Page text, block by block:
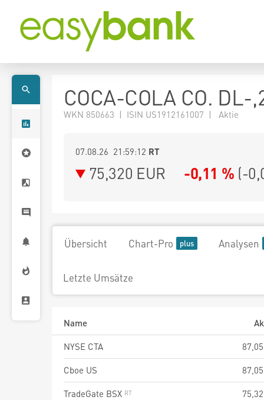
COCA-COLA CO. DL-
WKN 850663 | ISIN US1912161007 | Aktie
07.08.26 21:59:12 RT
75,320 EUR -0,11 % (-
Übersicht Chart-Pro Analysen
Letzte Umsätze
Name
NYSE CTA
87,05
Cboe US
87,05
TradeGate BSX
75,32